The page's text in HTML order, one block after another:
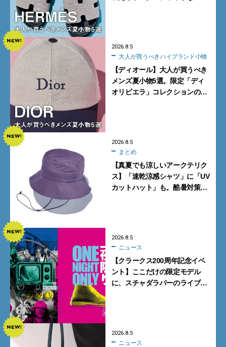
2026.8.5
大人が買うべきハイブランド小物
【ディオール】大人が買うべき
メンズ夏小物5選。限定「ディ
オリビエラ」コレクションの
2026.8.5
まとめ
【真夏でも涼しいアークテリク
ス】「速乾涼感シャツ」に「UV
カットハット」も。酷暑対策に
2026.8.5
ニュース
【クラークス200周年記念イベ
ント】ここだけの限定モデル
に、スチャダラパーのライブ
2026.8.5
ニュース